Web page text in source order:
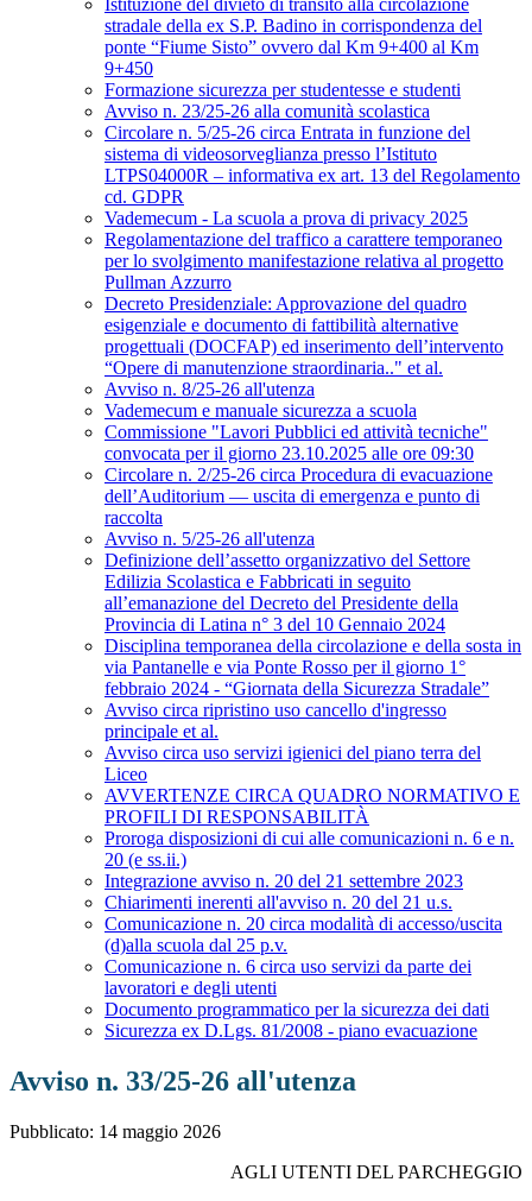
Istituzione del divieto di transito alla circolazione
stradale della ex S.P. Badino in corrispondenza del
ponte “Fiume Sisto” ovvero dal Km 9+400 al Km
9+450
Formazione sicurezza per studentesse e studenti
Avviso n. 23/25-26 alla comunità scolastica
Circolare n. 5/25-26 circa Entrata in funzione del
sistema di videosorveglianza presso l’Istituto
LTPS04000R – informativa ex art. 13 del Regolamento
cd. GDPR
Vademecum - La scuola a prova di privacy 2025
Regolamentazione del traffico a carattere temporaneo
per lo svolgimento manifestazione relativa al progetto
Pullman Azzurro
Decreto Presidenziale: Approvazione del quadro
esigenziale e documento di fattibilità alternative
progettuali (DOCFAP) ed inserimento dell’intervento
“Opere di manutenzione straordinaria.." et al.
Avviso n. 8/25-26 all'utenza
Vademecum e manuale sicurezza a scuola
Commissione "Lavori Pubblici ed attività tecniche"
convocata per il giorno 23.10.2025 alle ore 09:30
Circolare n. 2/25-26 circa Procedura di evacuazione
dell’Auditorium — uscita di emergenza e punto di
raccolta
Avviso n. 5/25-26 all'utenza
Definizione dell’assetto organizzativo del Settore
Edilizia Scolastica e Fabbricati in seguito
all’emanazione del Decreto del Presidente della
Provincia di Latina n° 3 del 10 Gennaio 2024
Disciplina temporanea della circolazione e della sosta in
via Pantanelle e via Ponte Rosso per il giorno 1°
febbraio 2024 - “Giornata della Sicurezza Stradale”
Avviso circa ripristino uso cancello d'ingresso
principale et al.
Avviso circa uso servizi igienici del piano terra del
Liceo
AVVERTENZE CIRCA QUADRO NORMATIVO E
PROFILI DI RESPONSABILITÀ
Proroga disposizioni di cui alle comunicazioni n. 6 e n.
20 (e ss.ii.)
Integrazione avviso n. 20 del 21 settembre 2023
Chiarimenti inerenti all'avviso n. 20 del 21 u.s.
Comunicazione n. 20 circa modalità di accesso/uscita
(d)alla scuola dal 25 p.v.
Comunicazione n. 6 circa uso servizi da parte dei
lavoratori e degli utenti
Documento programmatico per la sicurezza dei dati
Sicurezza ex D.Lgs. 81/2008 - piano evacuazione
Avviso n. 33/25-26 all'utenza
Pubblicato: 14 maggio 2026
AGLI UTENTI DEL PARCHEGGIO